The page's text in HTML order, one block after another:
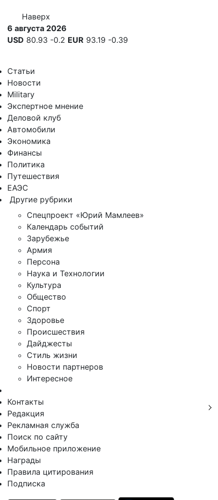
Наверх
6 августа 2026
USD 80.93 -0.2 EUR 93.19 -0.39
Статьи
Новости
Military
Экспертное мнение
Деловой клуб
Автомобили
Экономика
Финансы
Политика
Путешествия
ЕАЭС
Другие рубрики
Спецпроект «Юрий Мамлеев»
Календарь событий
Зарубежье
Армия
Персона
Наука и Технологии
Культура
Общество
Спорт
Здоровье
Происшествия
Дайджесты
Стиль жизни
Новости партнеров
Интересное
Контакты
Редакция
Рекламная служба
Поиск по сайту
Мобильное приложение
Награды
Правила цитирования
Подписка